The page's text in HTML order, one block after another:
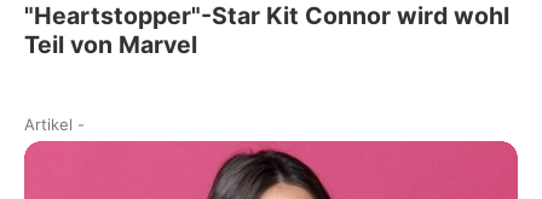
"Heartstopper"-Star Kit Connor wird wohl
Teil von Marvel
Artikel -